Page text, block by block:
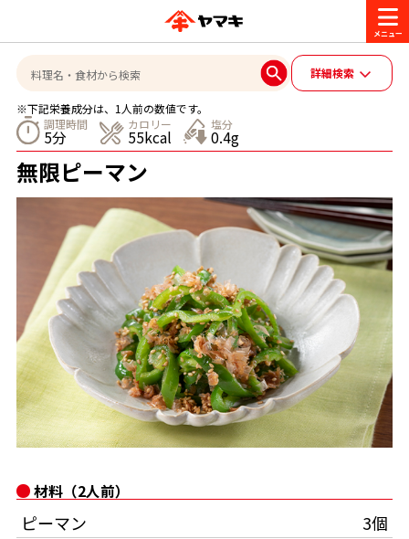
商品情報
ブランド一覧
ヤマキ『めんつゆ』 ヤマキ 割烹白だし
旨さ、別格。だし屋の鍋
レシピ
おいしいレシピを探す
おいしいレシピトップ
主食レシピ
主菜レシピ
時短レシピ
おいしいレシピを商品から探す
かつお節・だしを楽しむ
かつお節・だしを知る
だしの取り方
かつお節の削り方
かつお節・だしをもっと知る
かつお節・だしを楽しむ
企業・採用情報
企業情報
- 百年対話
- ヤマキ かつお節プラス®
お問い合わせ
ヤマキお客様相談室
オンラインショップ
コミュニティサイト
詳細検索
※下記栄養成分は、1人前の数値です。
調理時間
5分
カロリー
55kcal
塩分
0.4g
無限ピーマン
材料（2人前）
ピーマン
3個